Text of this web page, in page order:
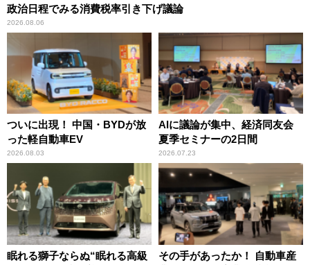
政治日程でみる消費税率引き下げ議論
2026.08.06
ついに出現！ 中国・BYDが放
った軽自動車EV
2026.08.03
AIに議論が集中、経済同友会
夏季セミナーの2日間
2026.07.23
眠れる獅子ならぬ“眠れる高級
その手があったか！ 自動車産